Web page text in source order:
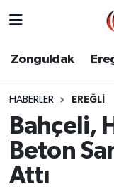
Zonguldak
HABERLER EREĞLI
Bahçeli,
Beton
Attı
Zonguldak
Alaplı
Kozlu
Zonguldak
Zonguldak
Zonguldak